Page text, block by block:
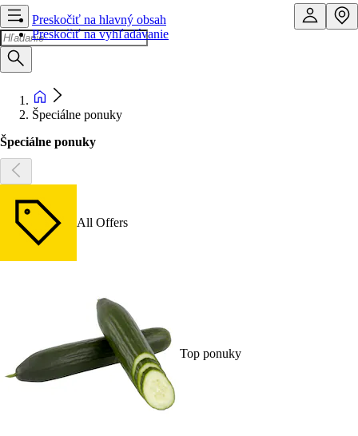
Preskočiť na hlavný obsah
Preskočiť na vyhľadávanie
Špeciálne ponuky
Špeciálne ponuky
All Offers
Top ponuky